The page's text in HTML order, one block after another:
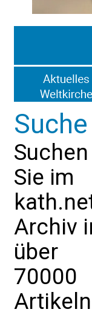
Suche
Suchen
Sie im
Archiv
über
70000